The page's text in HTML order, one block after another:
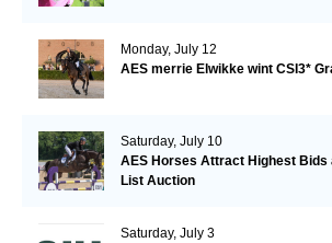
Monday, July 12
AES merrie Elwikke wint CSI3*
Saturday, July 10
AES Horses Attract Highest Bids
List Auction
Saturday, July 3